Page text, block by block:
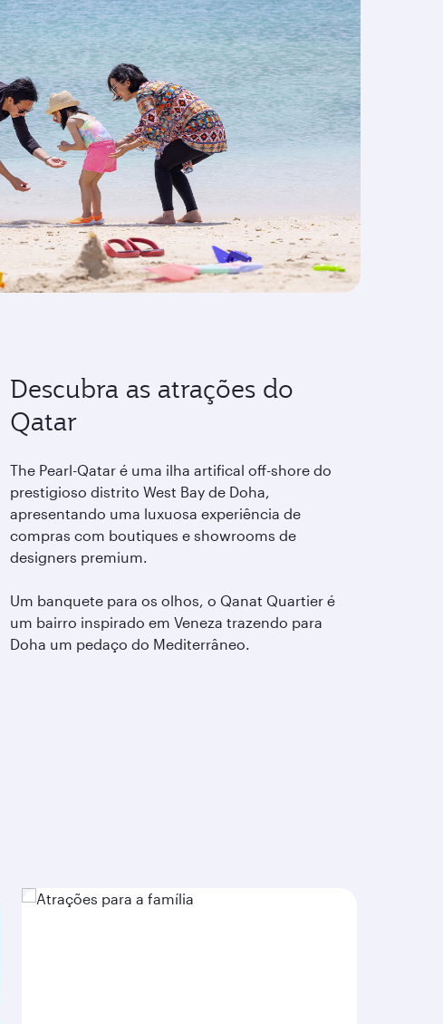
Descubra as atrações do
Qatar
The Pearl-Qatar é uma ilha artifical off-shore do
prestigioso distrito West Bay de Doha,
apresentando uma luxuosa experiência de
compras com boutiques e showrooms de
designers premium.
Um banquete para os olhos, o Qanat Quartier é
um bairro inspirado em Veneza trazendo para
Doha um pedaço do Mediterrâneo.